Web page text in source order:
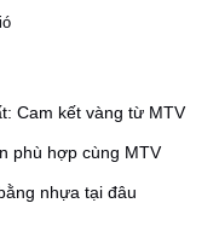
Cam kết vàng từ MTV
phù hợp cùng MTV
nhựa tại đâu